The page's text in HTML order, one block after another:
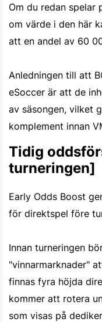
Om du redan spelar
om värde i den här
att en andel av 60
Anledningen till att
eSoccer är att de
av säsongen, vilket
komplement innan
Tidig
turneringen]
Early Odds Boost
för direktspel före
Innan turneringen
"vinnarmarknader"
finnas fyra höjda
kommer att rotera
som visas på